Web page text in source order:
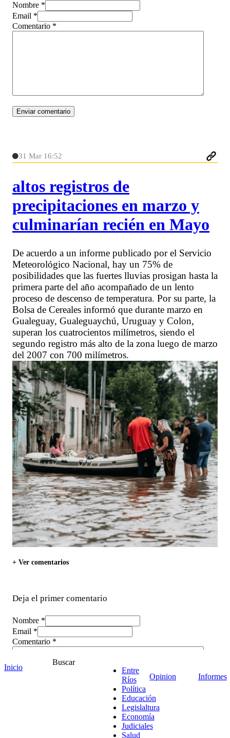
Nombre *
Email *
Comentario *
31 Mar 16:52
altos registros de
precipitaciones en marzo y
culminarían recién en Mayo
De acuerdo a un informe publicado por el Servicio
Meteorológico Nacional, hay un 75% de
posibilidades que las fuertes lluvias prosigan hasta la
primera parte del año acompañado de un lento
proceso de descenso de temperatura. Por su parte, la
Bolsa de Cereales informó que durante marzo en
Gualeguay, Gualeguaychú, Uruguay y Colon,
superan los cuatrocientos milímetros, siendo el
segundo registro más alto de la zona luego de marzo
del 2007 con 700 milímetros.
+ Ver comentarios
Deja el primer comentario
Nombre *
Email *
Comentario *
Inicio
Buscar
Entre
Ríos
Política
Educación
Legislaltura
Economía
Judiciales
Salud
Opinion Informes